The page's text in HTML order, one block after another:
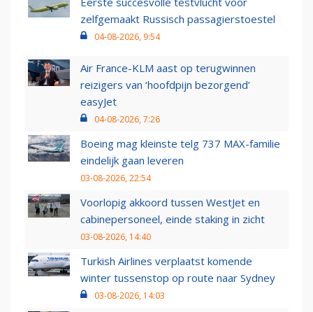
zelfgemaakt Russisch passagierstoestel
04-08-2026, 9:54
Air France-KLM aast op terugwinnen
reizigers van ‘hoofdpijn bezorgend’
easyJet
04-08-2026, 7:26
Boeing mag kleinste telg 737 MAX-familie
eindelijk gaan leveren
03-08-2026, 22:54
Voorlopig akkoord tussen WestJet en
cabinepersoneel, einde staking in zicht
03-08-2026, 14:40
Turkish Airlines verplaatst komende
winter tussenstop op route naar Sydney
03-08-2026, 14:03